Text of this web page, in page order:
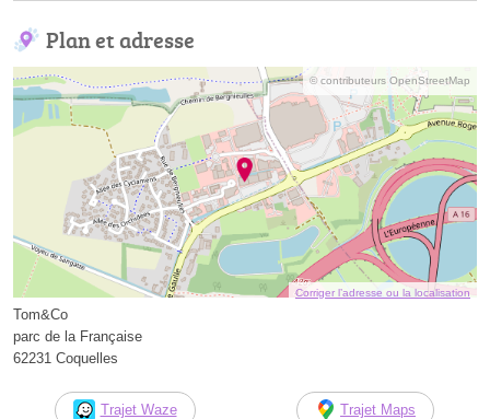
Plan et adresse
© contributeurs OpenStreetMap
Corriger l’adresse ou la localisation
Tom&Co
parc de la Française
62231 Coquelles
Trajet Waze Trajet Maps